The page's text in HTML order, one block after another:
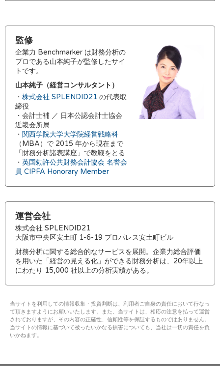
監修
企業力 Benchmarker は財務分析の
プロである山本純子が監修したサイ
トです。
山本純子（経営コンサルタント）
・ 株式会社 SPLENDID21 の代表取
締役
・会計士補 ／ 日本公認会計士協会
近畿会所属
・ 関西学院大学大学院経営戦略科
（MBA）で 2015 年から現在まで
「財務分析諸表講座」で教鞭をとる
・ 英国勅許公共財務会計協会 名誉会
員 CIPFA Honorary Member
運営会社
株式会社 SPLENDID21
大阪市中央区安土町 1-6-19 プロパレス安土町ビル
財務分析に関する総合的なサービスを展開。企業力総合評価
を用いた「経営の見える化」ができる財務分析は、20年以上
にわたり 15,000 社以上の分析実績がある。
当サイトを利用しての情報収集・投資判断は、利用者ご自身の責任において行なっ
て頂きますようにお願いいたします。また、当サイトは、相応の注意を払って運営
されておりますが、その内容の正確性、信頼性等を保証するものではありません。
当サイトの情報に基づいて被ったいかなる損害についても、当社は一切の責任を負
いかねます。